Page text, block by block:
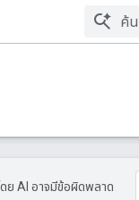
ย AI อาจมีข้อผิดพลาด